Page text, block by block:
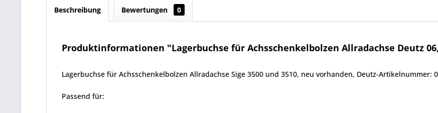
Beschreibung Bewertungen 0
Produktinformationen "Lagerbuchse für Achsschenkelbolzen Allradachse Deutz
Lagerbuchse für Achsschenkelbolzen Allradachse Sige 3500 und 3510, neu vorhanden, Deutz-Artikelnummer:
Passend für: